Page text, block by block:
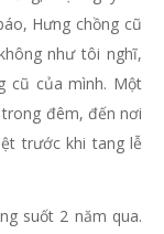
Hưng chồng cũ
như tôi nghĩ,
cũ của mình. Một
đêm, đến nơi
trước khi tang lễ
suốt 2 năm qua.